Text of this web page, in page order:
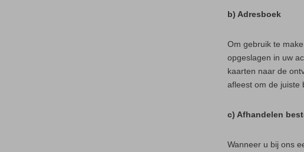
b) Adresboek
Om gebruik te
opgeslagen in uw
kaarten naar de
afleest om de juiste
c) Afhandelen
Wanneer u bij ons